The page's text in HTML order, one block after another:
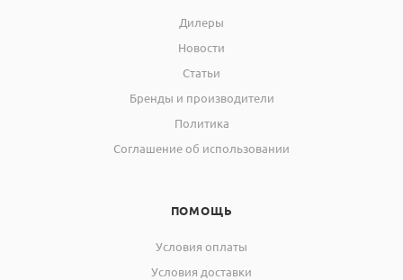
Дилеры
Новости
Статьи
Бренды и производители
Политика
Соглашение об использовании
ПОМОЩЬ
Условия оплаты
Условия доставки